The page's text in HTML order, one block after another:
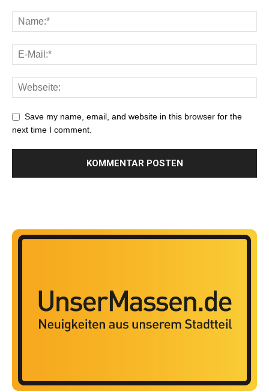
Save my name, email, and website in this browser for the
next time I comment.